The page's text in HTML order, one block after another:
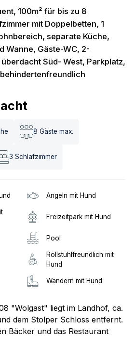
100m² für bis zu 8
mit Doppelbetten, 1
separate Küche,
Wanne, Gäste-WC, 2-
Süd- West, Parkplatz,
8 Gäste max.
3 Schlafzimmer
Angeln mit Hund
Freizeitpark mit Hund
Pool
Rollstuhlfreundlich mit
Hund
Wandern mit Hund
"Wolgast" liegt im Landhof, ca.
dem Stolper Schloss entfernt.
Bäcker und das Restaurant